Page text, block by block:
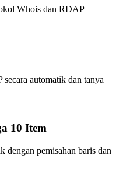
Whois dan RDAP
secara automatik dan tanya
10 Item
dengan pemisahan baris dan